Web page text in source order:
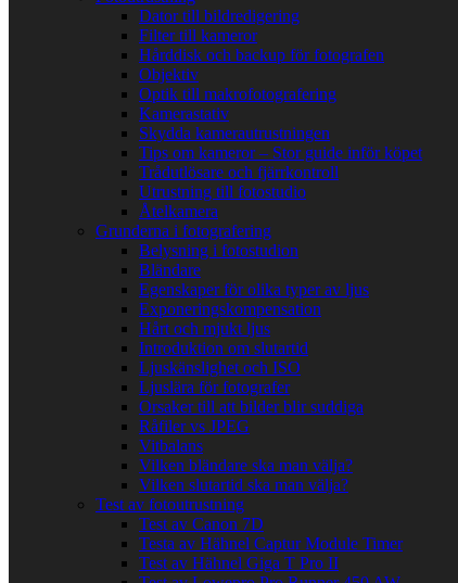
Dator till bildredigering
Filter till kameror
Hårddisk och backup för fotografen
Objektiv
Optik till makrofotografering
Kamerastativ
Skydda kamerautrustningen
Tips om kameror – Stor guide inför köpet
Trådutlösare och fjärrkontroll
Utrustning till fotostudio
Åtelkamera
Grunderna i fotografering
Belysning i fotostudion
Bländare
Egenskaper för olika typer av ljus
Exponeringskompensation
Hårt och mjukt ljus
Introduktion om slutartid
Ljuskänslighet och ISO
Ljuslära för fotografer
Orsaker till att bilder blir suddiga
Råfiler vs JPEG
Vitbalans
Vilken bländare ska man välja?
Vilken slutartid ska man välja?
Test av fotoutrustning
Test av Canon 7D
Testa av Hähnel Captur Module Timer
Test av Hähnel Giga T Pro II